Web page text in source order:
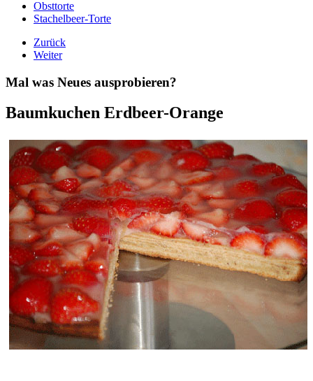
Obsttorte
Stachelbeer-Torte
Zurück
Weiter
Mal was Neues ausprobieren?
Baumkuchen Erdbeer-Orange